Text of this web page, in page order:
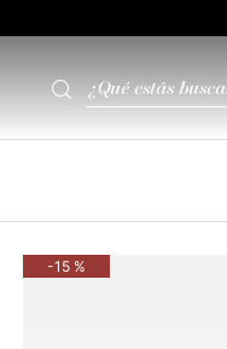
-15 %